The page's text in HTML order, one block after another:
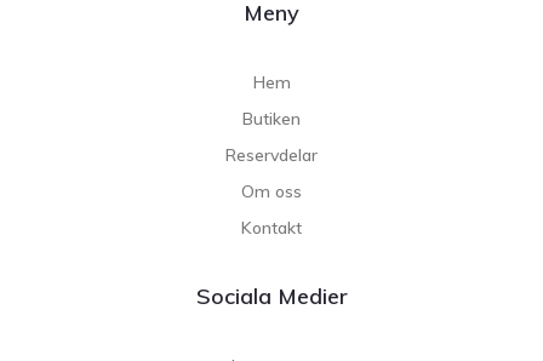
Meny
Hem
Butiken
Reservdelar
Om oss
Kontakt
Sociala Medier